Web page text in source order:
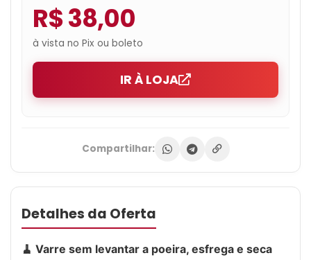
R$ 38,00
à vista no Pix ou boleto
IR À LOJA
Compartilhar:
Detalhes da Oferta
🧹 Varre sem levantar a poeira, esfrega e seca